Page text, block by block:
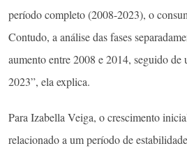
período completo (2008-2023), o
Contudo, a análise das fases
aumento entre 2008 e 2014, seguido de
2023”, ela explica.
Para Izabella Veiga, o crescimento
relacionado a um período de